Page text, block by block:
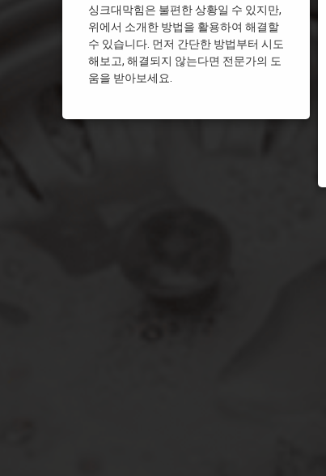
싱크대막힘은 불편한 상황일 수 있지만,
위에서 소개한 방법을 활용하여 해결할
수 있습니다. 먼저 간단한 방법부터 시도
해보고, 해결되지 않는다면 전문가의 도
움을 받아보세요.
싱크대막힘 베이킹소다
싱크대막힘 비용
싱크대물막힘
싱크대배수관막힘